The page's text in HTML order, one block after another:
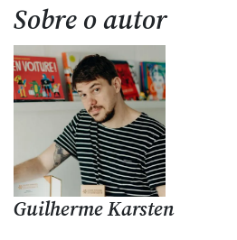
Sobre o autor
Guilherme Karsten